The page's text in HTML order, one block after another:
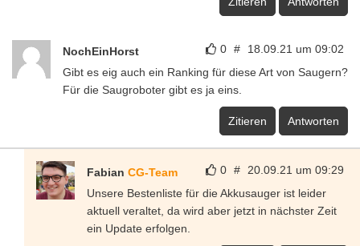
0 # 18.09.21 um 09:02
NochEinHorst
Gibt es eig auch ein Ranking für diese Art von Saugern?
Für die Saugroboter gibt es ja eins.
Zitieren Antworten
0 # 20.09.21 um 09:29
Fabian CG-Team
Unsere Bestenliste für die Akkusauger ist leider
aktuell veraltet, da wird aber jetzt in nächster Zeit
ein Update erfolgen.